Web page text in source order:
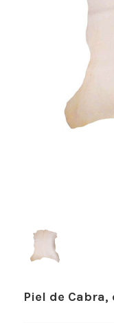
Piel de Cabra,